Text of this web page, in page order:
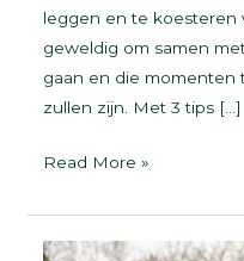
leggen en te koesteren
geweldig om samen
gaan en die momenten
zullen zijn. Met 3 tips […]
De
van
een
Read More »